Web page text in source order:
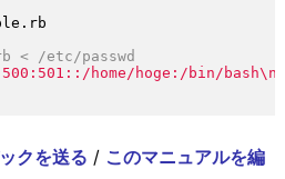
home/hoge:/bin/bash\n
クを送る / このマニュアルを編